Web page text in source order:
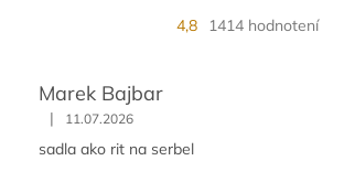
4,8 1414 hodnotení
Marek Bajbar
| 11.07.2026
sadla ako rit na serbel